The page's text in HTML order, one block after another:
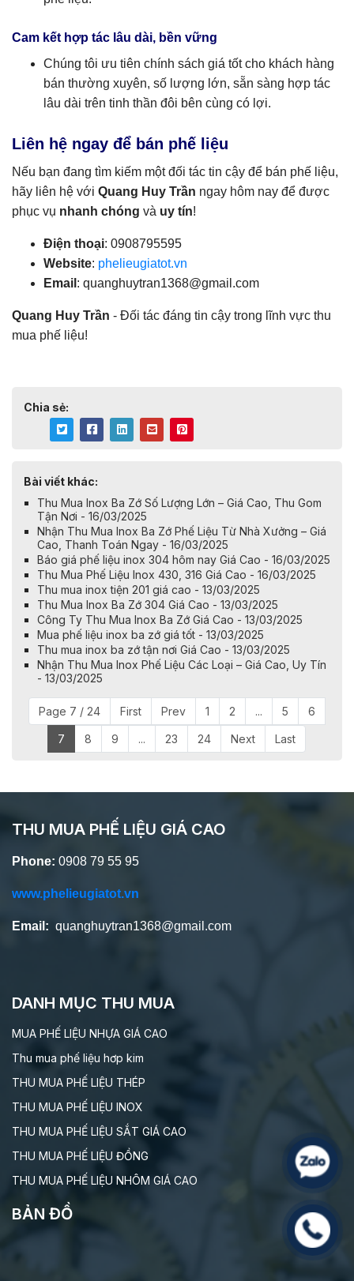
Cam kết hợp tác lâu dài, bền vững
Chúng tôi ưu tiên chính sách giá tốt cho khách hàng
bán thường xuyên, số lượng lớn, sẵn sàng hợp tác
lâu dài trên tinh thần đôi bên cùng có lợi.
Liên hệ ngay để bán phế liệu
Nếu bạn đang tìm kiếm một đối tác tin cậy để bán phế liệu,
hãy liên hệ với Quang Huy Trần ngay hôm nay để được
phục vụ nhanh chóng và uy tín!
Điện thoại: 0908795595
Website: phelieugiatot.vn
Email : quanghuytran1368@gmail.com
Quang Huy Trần - Đối tác đáng tin cậy trong lĩnh vực thu
mua phế liệu!
Chia sẻ:
Bài viết khác:
Thu Mua Inox Ba Zớ Số Lượng Lớn – Giá Cao, Thu Gom
Tận Nơi - 16/03/2025
Nhận Thu Mua Inox Ba Zớ Phế Liệu Từ Nhà Xưởng – Giá
Cao, Thanh Toán Ngay - 16/03/2025
Báo giá phế liệu inox 304 hôm nay Giá Cao - 16/03/2025
Thu Mua Phế Liệu Inox 430, 316 Giá Cao - 16/03/2025
Thu mua inox tiện 201 giá cao - 13/03/2025
Thu Mua Inox Ba Zớ 304 Giá Cao - 13/03/2025
Công Ty Thu Mua Inox Ba Zớ Giá Cao - 13/03/2025
Mua phế liệu inox ba zớ giá tốt - 13/03/2025
Thu mua inox ba zớ tận nơi Giá Cao - 13/03/2025
Nhận Thu Mua Inox Phế Liệu Các Loại – Giá Cao, Uy Tín
- 13/03/2025
Page 7 / 24 First Prev 1 2 ... 5 6
7 8 9 ... 23 24 Next Last
THU MUA PHẾ LIỆU GIÁ CAO
Phone: 0908 79 55 95
www.phelieugiatot.vn
Email: quanghuytran1368@gmail.com
DANH MỤC THU MUA
MUA PHẾ LIỆU NHỰA GIÁ CAO
Thu mua phế liệu hơp kim
THU MUA PHẾ LIỆU THÉP
THU MUA PHẾ LIỆU INOX
THU MUA PHẾ LIỆU SẮT GIÁ CAO
THU MUA PHẾ LIỆU ĐỒNG
THU MUA PHẾ LIỆU NHÔM GIÁ CAO
BẢN ĐỒ